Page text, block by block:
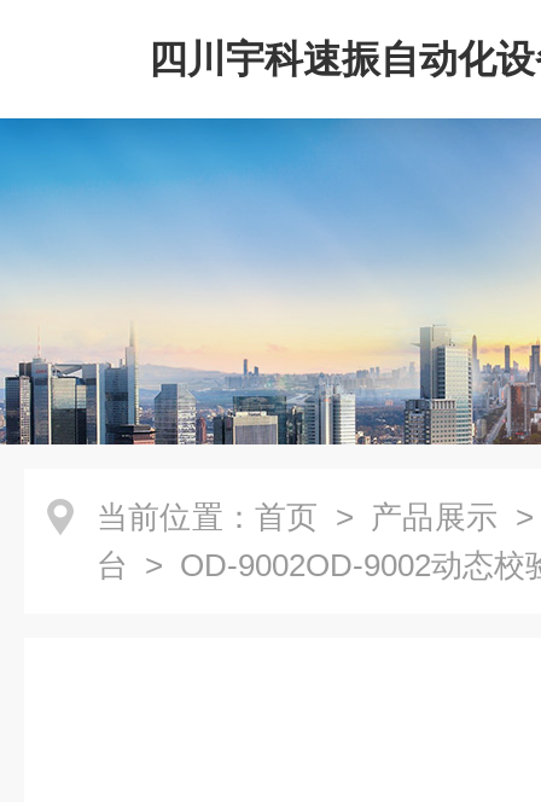
四川宇科速振自动化
公司
当前位置： 首页 > 产品展示
台 > OD-9002OD-9002动态校